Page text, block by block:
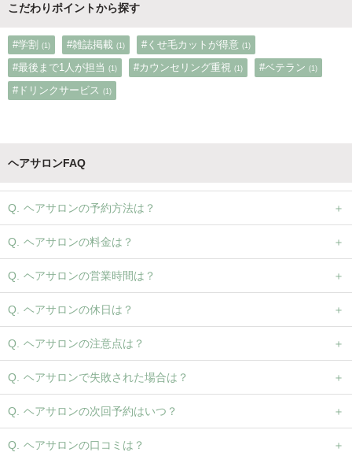
こだわりポイントから探す
#学割 (1) #雑誌掲載 (1) #くせ毛カットが得意 (1)
#最後まで1人が担当 (1) #カウンセリング重視 (1) #ベテラン (1)
#ドリンクサービス (1)
ヘアサロンFAQ
ヘアサロンの予約方法は？
ヘアサロンの料金は？
ヘアサロンの営業時間は？
ヘアサロンの休日は？
ヘアサロンの注意点は？
ヘアサロンで失敗された場合は？
ヘアサロンの次回予約はいつ？
ヘアサロンの口コミは？